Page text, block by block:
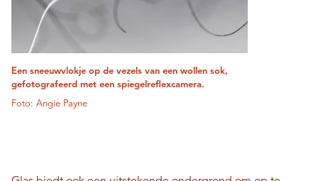
Een sneeuwvlokje op de vezels van een wollen sok,
gefotografeerd met een spiegelreflexcamera.
Foto: Angie Payne